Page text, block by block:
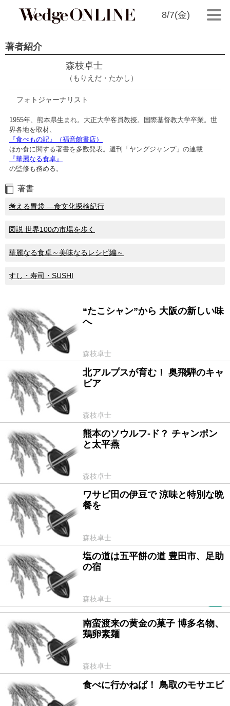
8/7(金)
著者紹介
森枝卓士
（もりえだ・たかし）
フォトジャーナリスト
1955年、熊本県生まれ。大正大学客員教授。国際基督教大学卒業。世
界各地を取材、
『食べもの記』（福音館書店）
ほか食に関する著書を多数発表。週刊「ヤングジャンプ」の連載
『華麗なる食卓』
の監修も務める。
著書
考える胃袋 ―食文化探検紀行
図説 世界100の市場を歩く
華麗なる食卓～美味なるレシピ編～
すし・寿司・SUSHI
2012/11/02
“たこシャン”から 大阪の新しい味
へ
森枝卓士
2012/10/05
北アルプスが育む！ 奥飛騨のキャ
ビア
森枝卓士
2012/09/07
熊本のソウルフ-ド？ チャンポン
と太平燕
森枝卓士
2012/08/10
ワサビ田の伊豆で 涼味と特別な晩
餐を
森枝卓士
2012/07/12
塩の道は五平餅の道 豊田市、足助
の宿
森枝卓士
2012/06/21
南蛮渡来の黄金の菓子 博多名物、
鶏卵素麺
森枝卓士
2012/05/03 食べに行かねば！ 鳥取のモサエビ